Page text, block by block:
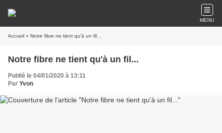
MENU
Accueil » Notre fibre ne tient qu'à un fil...
Notre fibre ne tient qu'à un fil...
Publié le 04/01/2020 à 13:11
Par Yvon